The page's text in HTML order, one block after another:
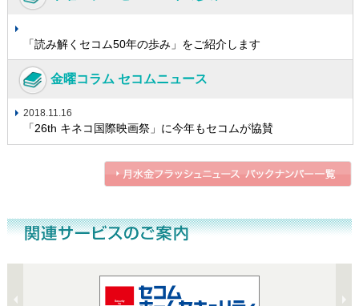
「読み解くセコム50年の歩み」をご紹介します
金曜コラム セコムニュース
2018.11.16
「26th キネコ国際映画祭」に今年もセコムが協賛